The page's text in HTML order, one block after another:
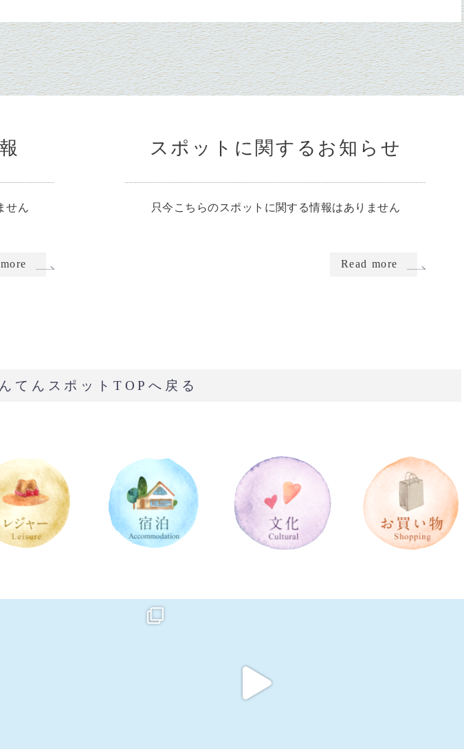
せん
スポットに関するお知らせ
只今こちらのスポットに関する情報はありません
Read more
てんスポットTOPへ戻る